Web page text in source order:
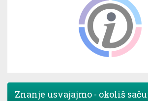
Znanje usvajajmo - okoliš